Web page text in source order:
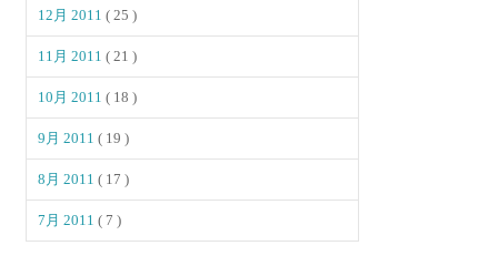
12月 2011( 25 )
11月 2011( 21 )
10月 2011( 18 )
9月 2011( 19 )
8月 2011( 17 )
7月 2011( 7 )